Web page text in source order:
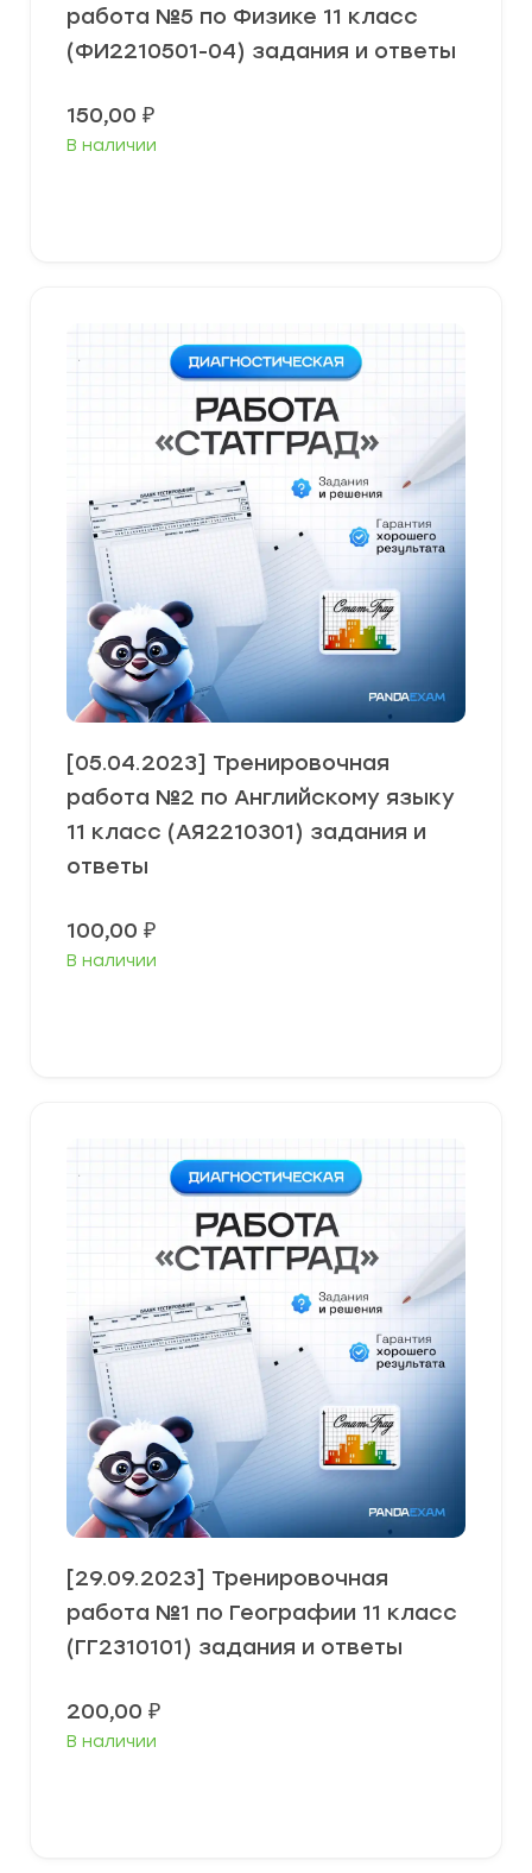
работа №5 по Физике 11 класс
(ФИ2210501-04) задания и ответы
150,00 ₽
В наличии
[05.04.2023] Тренировочная
работа №2 по Английскому языку
11 класс (АЯ2210301) задания и
ответы
100,00 ₽
В наличии
[29.09.2023] Тренировочная
работа №1 по Географии 11 класс
(ГГ2310101) задания и ответы
200,00 ₽
В наличии